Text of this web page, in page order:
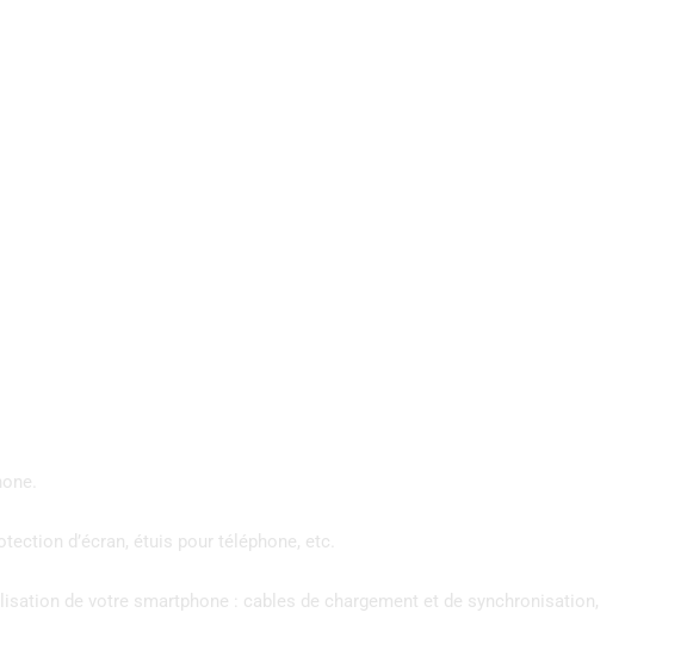
d’écran, étuis pour téléphone, etc.
de votre smartphone : cables de chargement et de synchronisation,